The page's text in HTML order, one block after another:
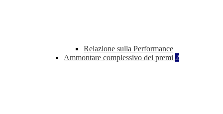
Relazione sulla Performance
Ammontare complessivo dei premi 2